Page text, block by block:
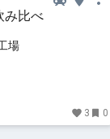
み比べ
場
3 0